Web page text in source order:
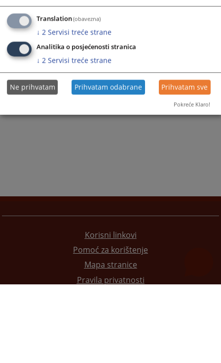
Korisni linkovi
Pomoć za korištenje
Mapa stranice
Pravila privatnosti
Translation(obavezna)
↓ 2 Servisi treće strane
Analitika o posjećenosti stranica
↓ 2 Servisi treće strane
Ne prihvatam Prihvatam odabrane Prihvatam sve
Pokreće Klaro!